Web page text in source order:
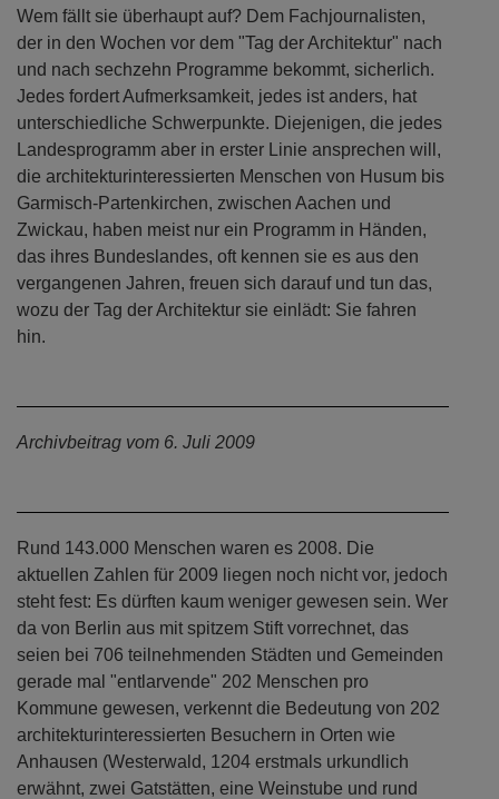
Wem fällt sie überhaupt auf? Dem Fachjournalisten,
der in den Wochen vor dem "Tag der Architektur" nach
und nach sechzehn Programme bekommt, sicherlich.
Jedes fordert Aufmerksamkeit, jedes ist anders, hat
unterschiedliche Schwerpunkte. Diejenigen, die jedes
Landesprogramm aber in erster Linie ansprechen will,
die architekturinteressierten Menschen von Husum bis
Garmisch-Partenkirchen, zwischen Aachen und
Zwickau, haben meist nur ein Programm in Händen,
das ihres Bundeslandes, oft kennen sie es aus den
vergangenen Jahren, freuen sich darauf und tun das,
wozu der Tag der Architektur sie einlädt: Sie fahren
hin.
Archivbeitrag vom 6. Juli 2009
Rund 143.000 Menschen waren es 2008. Die
aktuellen Zahlen für 2009 liegen noch nicht vor, jedoch
steht fest: Es dürften kaum weniger gewesen sein. Wer
da von Berlin aus mit spitzem Stift vorrechnet, das
seien bei 706 teilnehmenden Städten und Gemeinden
gerade mal "entlarvende" 202 Menschen pro
Kommune gewesen, verkennt die Bedeutung von 202
architekturinteressierten Besuchern in Orten wie
Anhausen (Westerwald, 1204 erstmals urkundlich
erwähnt, zwei Gatstätten, eine Weinstube und rund